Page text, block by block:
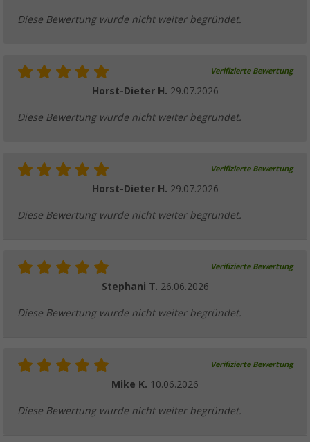
Diese Bewertung wurde nicht weiter begründet.
Verifizierte Bewertung
Horst-Dieter H. 29.07.2026
Diese Bewertung wurde nicht weiter begründet.
Verifizierte Bewertung
Horst-Dieter H. 29.07.2026
Diese Bewertung wurde nicht weiter begründet.
Verifizierte Bewertung
Stephani T. 26.06.2026
Diese Bewertung wurde nicht weiter begründet.
Verifizierte Bewertung
Mike K. 10.06.2026
Diese Bewertung wurde nicht weiter begründet.